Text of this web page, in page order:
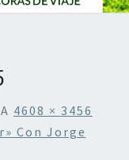
A 4608 × 3456
Con Jorge